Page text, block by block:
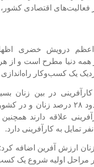
درویش خضری
یک کسب‌وکار راه‌اندازی
در بین زنان
کشورهای کم‌درآمد، حدود ۲۸ درصد
کارآفرینی علاقه دارند
تمایل به کارآفرینی دارد.
اولیه شروع یک